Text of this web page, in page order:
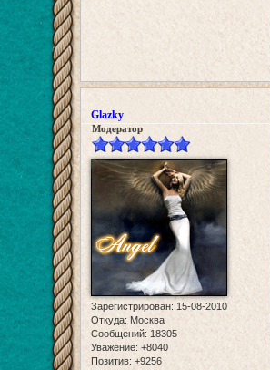
Glazky
Модератор
Зарегистрирован: 15-08-2010
Откуда: Москва
Сообщений: 18305
Уважение: +8040
Позитив: +9256